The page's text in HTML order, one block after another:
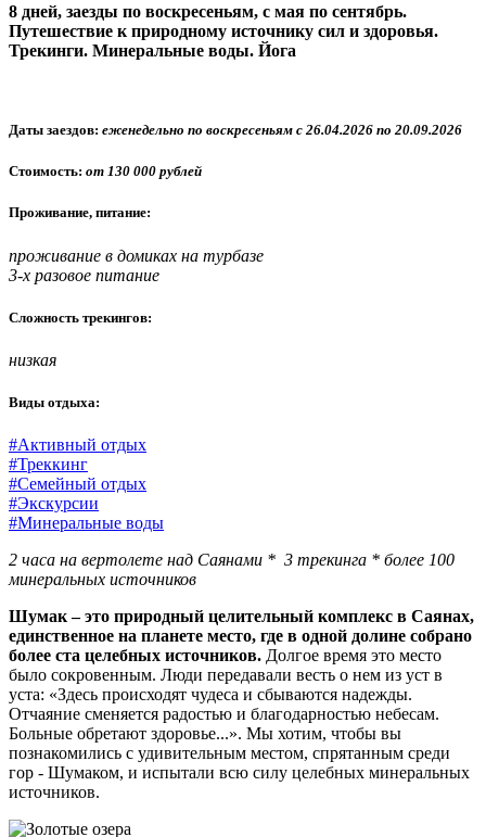
8 дней, заезды по воскресеньям, с мая по сентябрь.
Путешествие к природному источнику сил и здоровья.
Трекинги. Минеральные воды. Йога
Даты заездов: еженедельно по воскресеньям с 26.04.2026 по 20.09.2026
Стоимость: от 130 000 рублей
Проживание, питание:
проживание в домиках на турбазе
3-х разовое питание
Сложность трекингов:
низкая
Виды отдыха:
#Активный отдых
#Треккинг
#Семейный отдых
#Экскурсии
#Минеральные воды
2 часа на вертолете над Саянами * 3 трекинга * более 100
минеральных источников
Шумак – это природный целительный комплекс в Саянах,
единственное на планете место, где в одной долине собрано
более ста целебных источников. Долгое время это место
было сокровенным. Люди передавали весть о нем из уст в
уста: «Здесь происходят чудеса и сбываются надежды.
Отчаяние сменяется радостью и благодарностью небесам.
Больные обретают здоровье...». Мы хотим, чтобы вы
познакомились с удивительным местом, спрятанным среди
гор - Шумаком, и испытали всю силу целебных минеральных
источников.